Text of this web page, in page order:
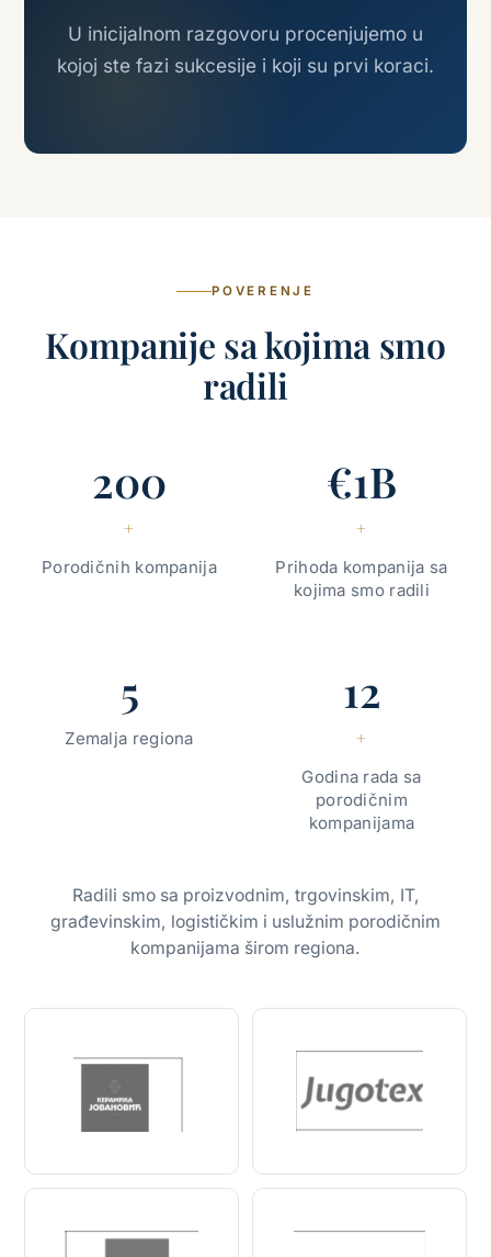
U inicijalnom razgovoru procenjujemo u
kojoj ste fazi sukcesije i koji su prvi koraci.
POVERENJE
Kompanije sa kojima smo
radili
200
+
Porodičnih kompanija
€1B
+
Prihoda kompanija sa
kojima smo radili
5
Zemalja regiona
12
+
Godina rada sa
porodičnim
kompanijama
Radili smo sa proizvodnim, trgovinskim, IT,
građevinskim, logističkim i uslužnim porodičnim
kompanijama širom regiona.